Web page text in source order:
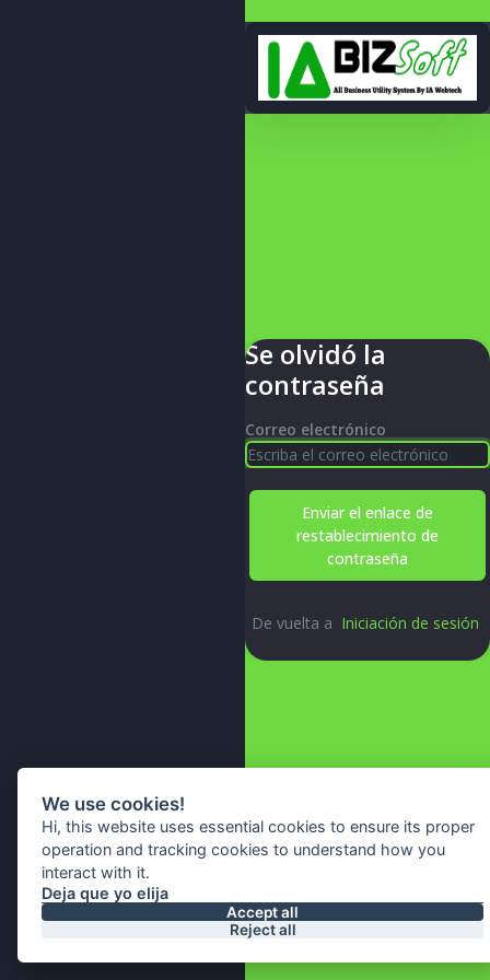
Se olvidó la
contraseña
Correo electrónico
Enviar el enlace de
restablecimiento de
contraseña
De vuelta a Iniciación de sesión
© 2026 All Right Reserved By
We use cookies!
Hi, this website uses essential cookies to ensure its proper
operation and tracking cookies to understand how you
interact with it.
Deja que yo elija
Accept all
Reject all